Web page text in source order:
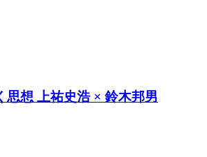
想 上祐史浩 × 鈴木邦男